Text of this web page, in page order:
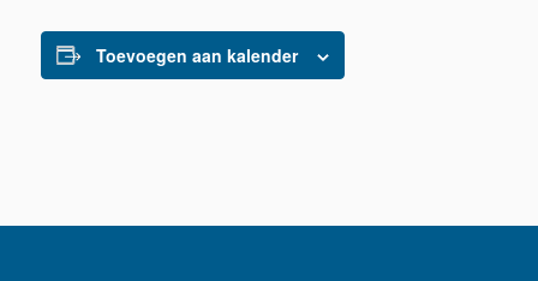
Toevoegen aan kalender